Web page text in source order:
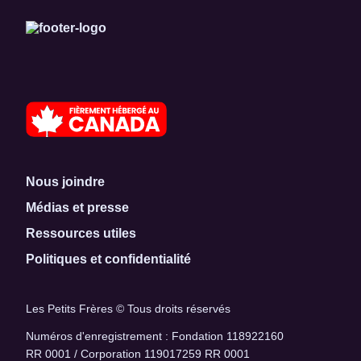
Nous joindre
Médias et presse
Ressources utiles
Politiques et confidentialité
Les Petits Frères © Tous droits réservés
Numéros d'enregistrement : Fondation 118922160
RR 0001 / Corporation 119017259 RR 0001